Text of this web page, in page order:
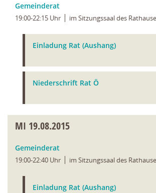
Gemeinderat
19:00-22:15 Uhr im Sitzungssaal des
Einladung Rat (Aushang)
Niederschrift Rat Ö
MI 19.08.2015
Gemeinderat
19:00-22:40 Uhr im Sitzungssaal des
Einladung Rat (Aushang)